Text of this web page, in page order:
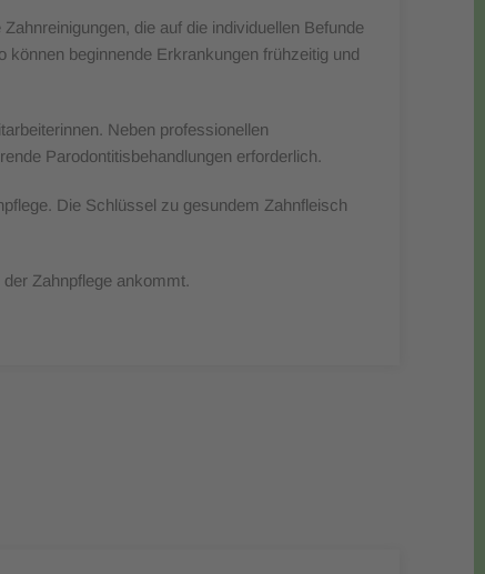
die auf die individuellen Befunde
beginnende Erkrankungen frühzeitig und
Neben professionellen
Parodontitisbehandlungen erforderlich.
Die Schlüssel zu gesundem Zahnfleisch
Zahnpflege ankommt.